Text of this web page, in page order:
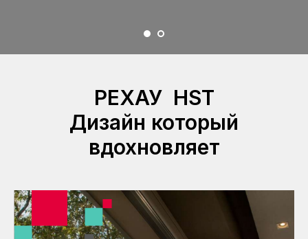
РЕХАУ HST
Дизайн который
вдохновляет